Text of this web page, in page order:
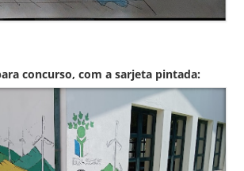
concurso, com a sarjeta pintada: